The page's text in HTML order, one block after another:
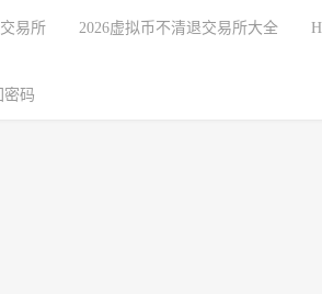
易所 2026虚拟币不清退交易所大全
密码